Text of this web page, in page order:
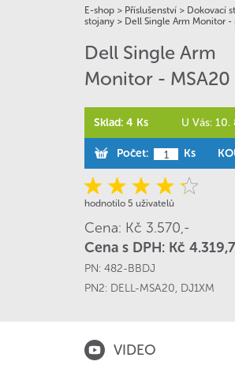
E-shop > Příslušenství > Dokovací
stojany > Dell Single Arm Monitor -
Dell Single Arm
Monitor - MSA20
Sklad: 4 Ks U Vás: 10.
Počet: Ks
hodnotilo 5 uživatelů
Cena: Kč 3.570,-
Cena s DPH: Kč
PN: 482-BBDJ
PN2: DELL-MSA20, DJ1XM
VIDEO